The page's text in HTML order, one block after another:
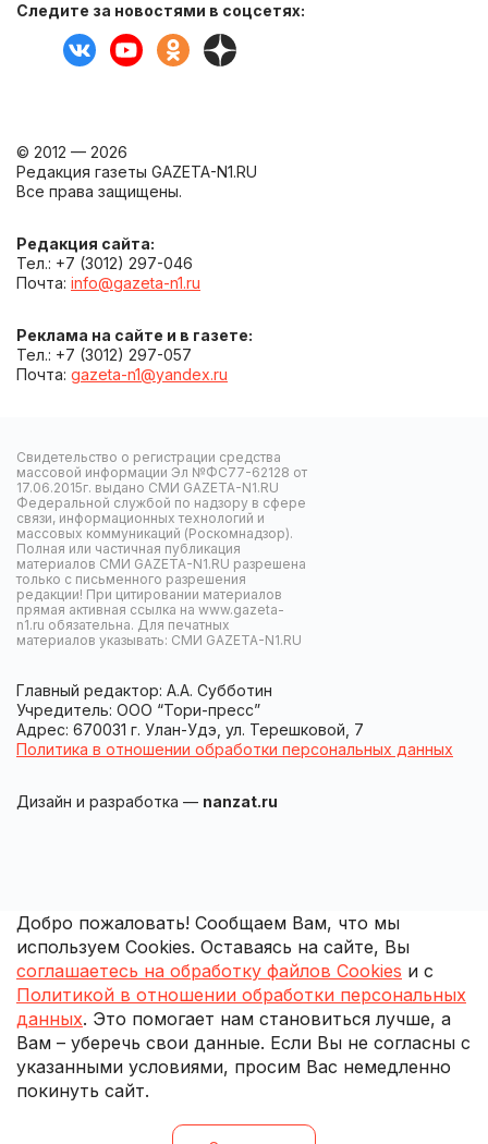
Следите за новостями в соцсетях:
© 2012 — 2026
Редакция газеты GAZETA-N1.RU
Все права защищены.
Редакция сайта:
Тел.: +7 (3012) 297-046
Почта: info@gazeta-n1.ru
Реклама на сайте и в газете:
Тел.: +7 (3012) 297-057
Почта: gazeta-n1@yandex.ru
Свидетельство о регистрации средства
массовой информации Эл №ФС77-62128 от
17.06.2015г. выдано СМИ GAZETA-N1.RU
Федеральной службой по надзору в сфере
связи, информационных технологий и
массовых коммуникаций (Роскомнадзор).
Полная или частичная публикация
материалов СМИ GAZETA-N1.RU разрешена
только с письменного разрешения
редакции! При цитировании материалов
прямая активная ссылка на www.gazeta-
n1.ru обязательна. Для печатных
материалов указывать: СМИ GAZETA-N1.RU
Главный редактор: А.А. Субботин
Учредитель: ООО “Тори-пресс”
Адрес: 670031 г. Улан-Удэ, ул. Терешковой, 7
Политика в отношении обработки персональных данных
Дизайн и разработка — nanzat.ru
Добро пожаловать! Сообщаем Вам, что мы
используем Cookies. Оставаясь на сайте, Вы
соглашаетесь на обработку файлов Cookies и с
Политикой в отношении обработки персональных
данных. Это помогает нам становиться лучше, а
Вам – уберечь свои данные. Если Вы не согласны с
указанными условиями, просим Вас немедленно
покинуть сайт.